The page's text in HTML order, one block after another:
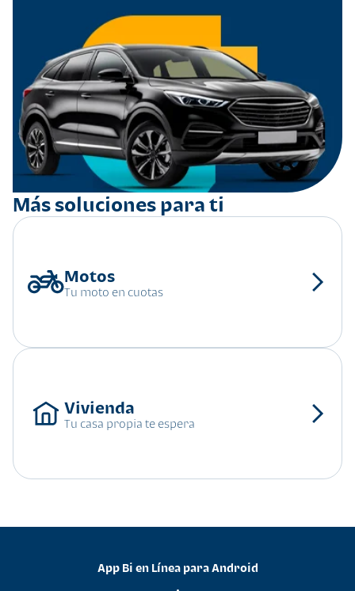
Más soluciones para ti
Tu moto en cuotas
Tu casa propia te espera
App Bi en Línea para Android